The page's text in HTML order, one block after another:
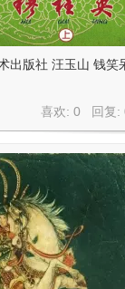
出版社 汪玉山 钱笑
喜欢: 0 回复: